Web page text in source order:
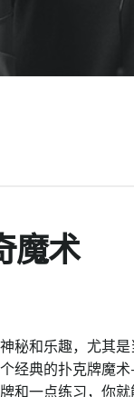
魔术
秘和乐趣，尤其
个经典的扑克牌魔
和一点练习，你就